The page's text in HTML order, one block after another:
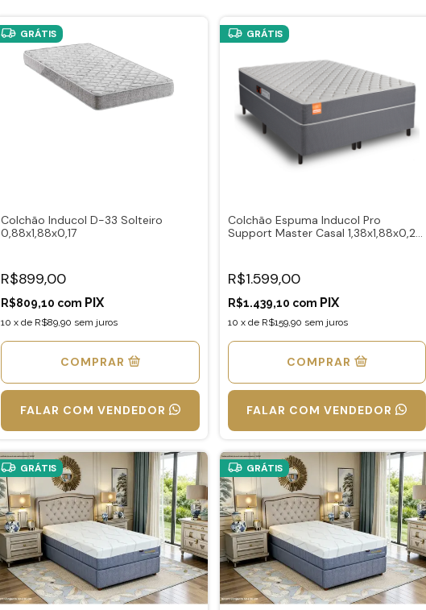
GRÁTIS
Colchão Inducol D-33 Solteiro
0,88x1,88x0,17
R$899,00
R$809,10 com
10 x de R$89,90 sem juros
COMPRAR
FALAR COM VENDEDOR
GRÁTIS
Colchão Espuma Inducol Pro
Support Master Casal 1,38x1,88x0,24
R$1.599,00
R$1.439,10 com
10 x de R$159,90 sem juros
COMPRAR
FALAR COM VENDEDOR
GRÁTIS GRÁTIS